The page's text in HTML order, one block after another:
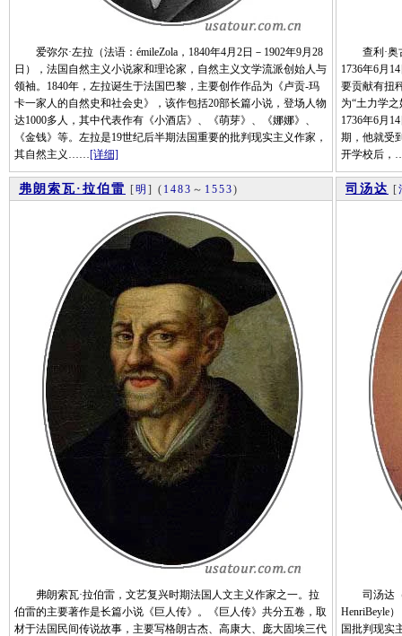
爱弥尔·左拉（法语：émileZola，1840年4月2日－1902年9月28
日），法国自然主义小说家和理论家，自然主义文学流派创始人与
领袖。1840年，左拉诞生于法国巴黎，主要创作作品为《卢贡-玛
卡一家人的自然史和社会史》，该作包括20部长篇小说，登场人物
达1000多人，其中代表作有《小酒店》、《萌芽》、《娜娜》、
《金钱》等。左拉是19世纪后半期法国重要的批判现实主义作家，
其自然主义……[详细]
查利·奥古
1736年6月
要贡献有扭
为“土力学
1736年6月
期，他就受
开学校后
弗朗索瓦·拉伯雷 [明 ] ( 1483 ～ 1553)
弗朗索瓦·拉伯雷，文艺复兴时期法国人文主义作家之一。拉
伯雷的主要著作是长篇小说《巨人传》。《巨人传》共分五卷，取
材于法国民间传说故事，主要写格朗古杰、高康大、庞大固埃三代
司汤达 [
司汤达（
HenriBeyle
国批判现实